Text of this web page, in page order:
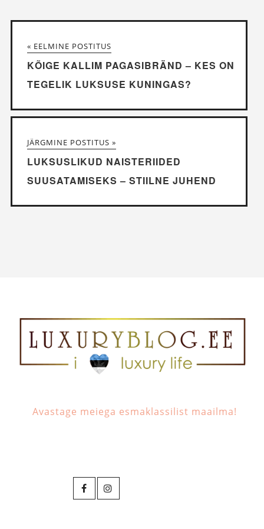
« EELMINE POSTITUS
KÕIGE KALLIM PAGASIBRÄND – KES ON
TEGELIK LUKSUSE KUNINGAS?
JÄRGMINE POSTITUS »
LUKSUSLIKUD NAISTERIIDED
SUUSATAMISEKS – STIILNE JUHEND
Avastage meiega esmaklassilist maailma!